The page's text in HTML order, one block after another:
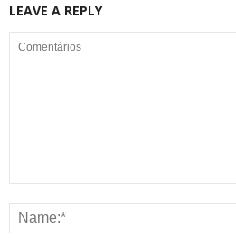
LEAVE A REPLY